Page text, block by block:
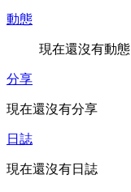
動態
現在還沒有動態
分享
現在還沒有分享
日誌
現在還沒有日誌